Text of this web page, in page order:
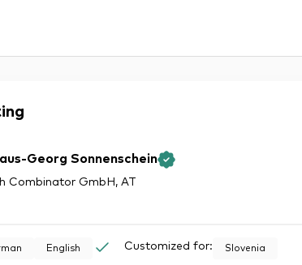
Georg Sonnenschein
Combinator GmbH , AT
English Customized for: Slovenia